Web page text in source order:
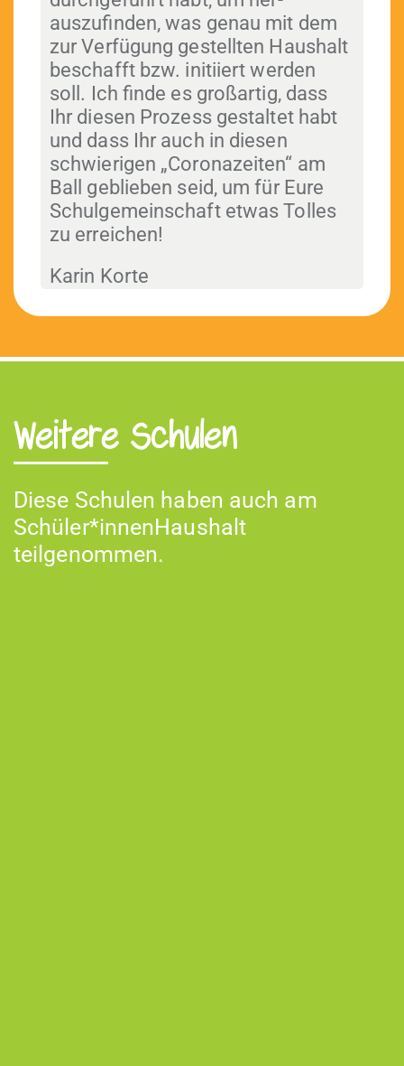
auszufind­en, was genau mit dem
zur Ver­fü­gung gestell­ten Haushalt
beschafft bzw. ini­ti­iert wer­den
soll. Ich finde es großar­tig, dass
Ihr diesen Prozess gestal­tet habt
und dass Ihr auch in diesen
schwieri­gen „Coro­n­azeit­en“ am
Ball geblieben seid, um für Eure
Schul­ge­mein­schaft etwas Tolles
zu erreichen!
Karin Korte
Weitere Schulen
Diese Schulen haben auch am
Schüler*innenHaushalt
teilgenommen.